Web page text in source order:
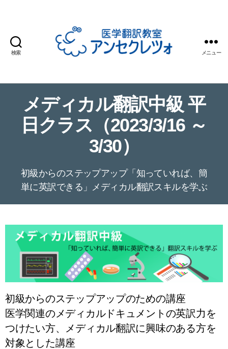
検索
学
翻
訳
教
室
ア
ン
ク
レ
ォ
メニュー
メディカル翻訳中級 平
日クラス（2023/3/16 ～
3/30）
初級からのステップアップ「知っていれば、簡
単に英訳できる」メディカル翻訳スキルを学ぶ
初級からのステップアップのための講座
医学関連のメディカルドキュメントの英訳力を
つけたい方、メディカル翻訳に興味のある方を
対象とした講座